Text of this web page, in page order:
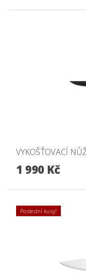
VYKOŠŤOVACÍ
1 990 Kč
Poslední kusy!